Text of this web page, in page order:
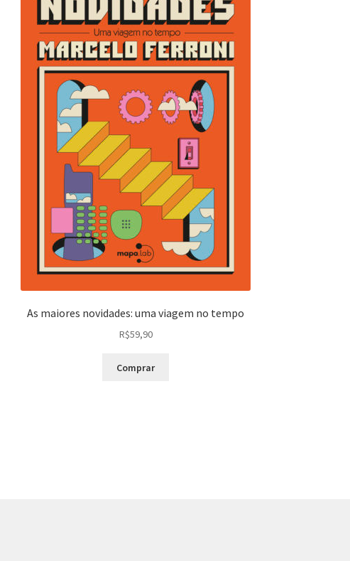
As maiores novidades: uma viagem no tempo
R$59,90
Comprar